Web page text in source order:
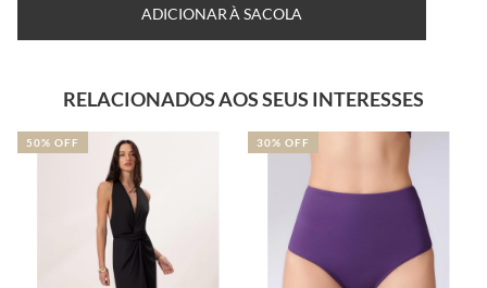
ADICIONAR À SACOLA
RELACIONADOS AOS SEUS INTERESSES
50% OFF 30% OFF